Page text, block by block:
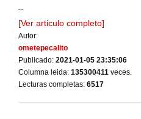
...
[Ver articulo completo]
Autor:
ometepecalito
Publicado: 2021-01-05 23:35:06
Columna leida: 135300411 veces.
Lecturas completas: 6517